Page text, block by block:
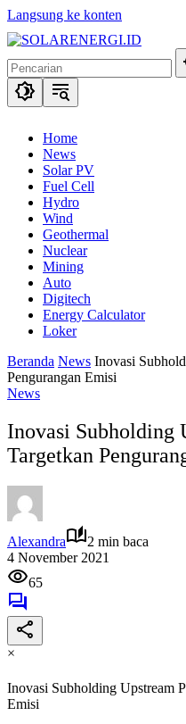
Langsung ke konten
Home
News
Solar PV
Fuel Cell
Hydro
Wind
Geothermal
Nuclear
Mining
Auto
Digitech
Energy Calculator
Loker
Beranda News Inovasi
Pengurangan Emisi
News
Inovasi Subholding
Targetkan
Alexandra
2 min baca
4 November 2021
65
×
Inovasi Subholding Upstream
Emisi